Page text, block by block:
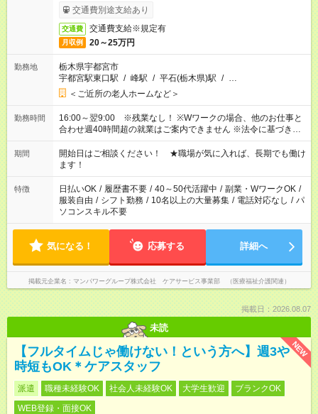
は手続き完了次第のお支払いとなります。
交通費別途支給あり
交通費 交通費支給※規定有
月収例 20～25万円
勤務地
栃木県宇都宮市
宇都宮駅東口駅 / 峰駅 / 平石(栃木県)駅 / …
＜ご近所の老人ホームなど＞
勤務時間
16:00～翌9:00 ※残業なし！ ※Wワークの場合、他のお仕事と
合わせ週40時間超の就業はご案内できません ※法令に基づき、
週20時間以上勤務は社会保険への加入対象となります ※労働者
派遣法（日雇い派遣の原則禁止）により、短時間・短期間の就
業はご案内が難しい場合があります
期間
開始日はご相談ください！ ★職場が気に入れば、長期でも働け
ます！
特徴 日払いOK / 履歴書不要 / 40～50代活躍中 / 副業・WワークOK /
服装自由 / シフト勤務 / 10名以上の大量募集 / 電話対応なし / パ
ソコンスキル不要
気になる！ 応募する 詳細へ
掲載元企業名 マンパワーグループ株式会社 ケアサービス事業部 （医療福祉介護関連）
掲載日：2026.08.07
未読
NEW
【フルタイムじゃ働けない！という方へ】週3や
時短もOK＊ケアスタッフ
派遣 職種未経験OK 社会人未経験OK 大学生歓迎
ブランクOK
WEB登録・面接OK